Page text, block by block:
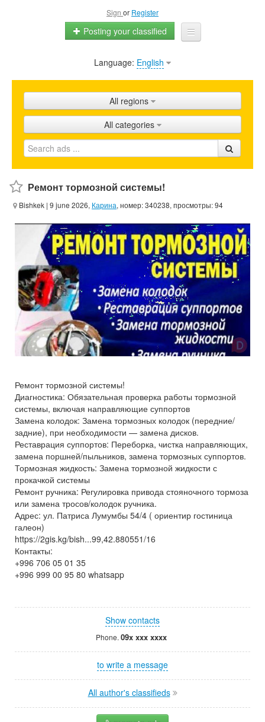
Sign or Register
Posting your classified
Home
Shops
Promotion
FAQ
Blog
Language: English
All regions
All categories
Ремонт тормозной системы!
Bishkek | 9 june 2026, Карина, номер: 340238, просмотры: 94
Ремонт тормозной системы!
Диагностика: Обязательная проверка работы тормозной
системы, включая направляющие суппортов
Замена колодок: Замена тормозных колодок (передние/
задние), при необходимости — замена дисков.
Реставрация суппортов: Переборка, чистка направляющих,
замена поршней/пыльников, замена тормозных суппортов.
Тормозная жидкость: Замена тормозной жидкости с
прокачкой системы
Ремонт ручника: Регулировка привода стояночного тормоза
или замена тросов/колодок ручника.
Адрес: ул. Патриса Лумумбы 54/4 ( ориентир гостиница
галеон)
https://2gis.kg/bish...99,42.880551/16
Контакты:
+996 706 05 01 35
+996 999 00 95 80 whatsapp
Show contacts
Phone. 09x xxx xxxx
to write a message
All author's classifieds